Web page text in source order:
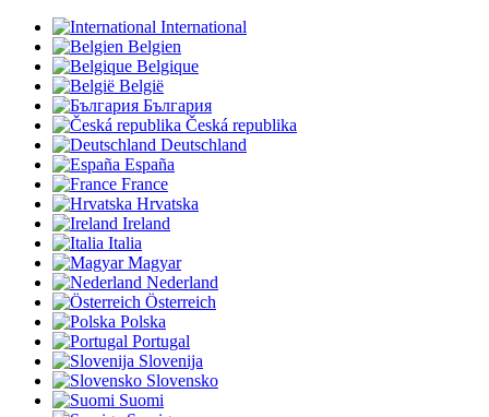
International
Belgien
Belgique
België
България
Česká republika
Deutschland
España
France
Hrvatska
Ireland
Italia
Magyar
Nederland
Österreich
Polska
Portugal
Slovenija
Slovensko
Suomi